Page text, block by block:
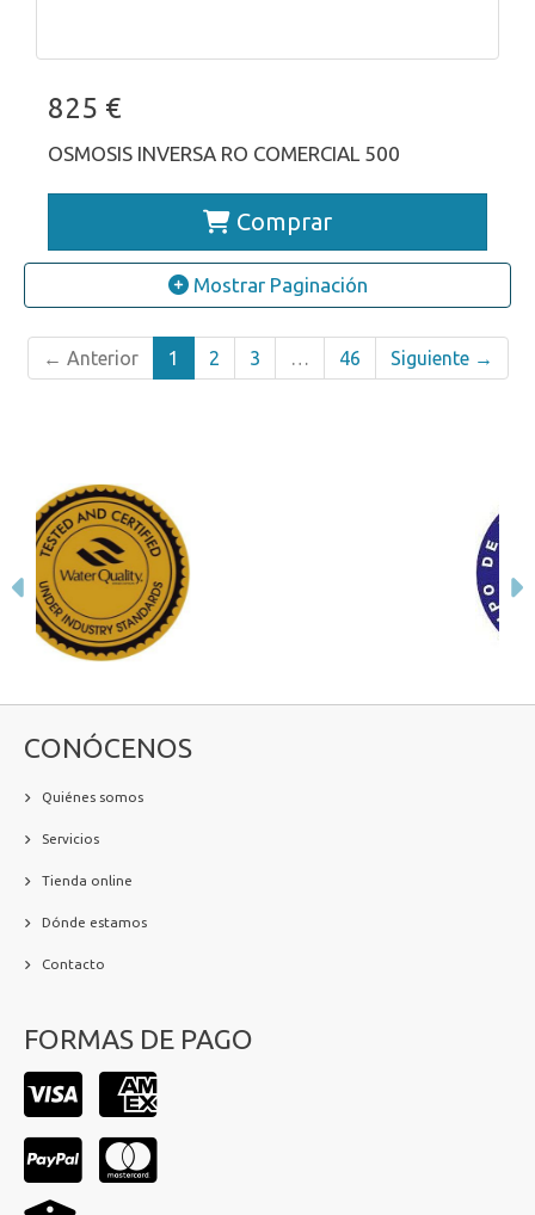
825 €
OSMOSIS INVERSA RO COMERCIAL 500
Comprar
Mostrar Paginación
← Anterior 1 2 3 … 46 Siguiente →
Anterior
CONÓCENOS
Quiénes somos
Servicios
Tienda online
Dónde estamos
Contacto
FORMAS DE PAGO